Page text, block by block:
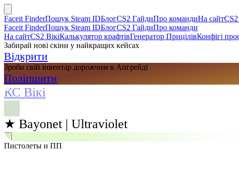
Faceit FinderПошук Steam IDБлогCS2 ГайдиПро командиНа сайтCS2
Faceit FinderПошук Steam IDБлогCS2 ГайдиПро команди
На сайтCS2 ВікіКалькулятор крафтівГенератор ПрицілівКонфігі
Забирай нові скіни у найкращих кейсах
Відкрити
Зроби свій інвентар дорожчим в Апгрейді
Поліпшити
КС Вікі
★ Bayonet | Ultraviolet
Пошук
Пистолеты и ПП